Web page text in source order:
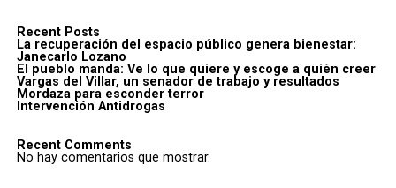
Recent Posts
La recuperación del espacio público genera bienestar:
Janecarlo Lozano
El pueblo manda: Ve lo que quiere y escoge a quién creer
Vargas del Villar, un senador de trabajo y resultados
Mordaza para esconder terror
Intervención Antidrogas
Recent Comments
No hay comentarios que mostrar.